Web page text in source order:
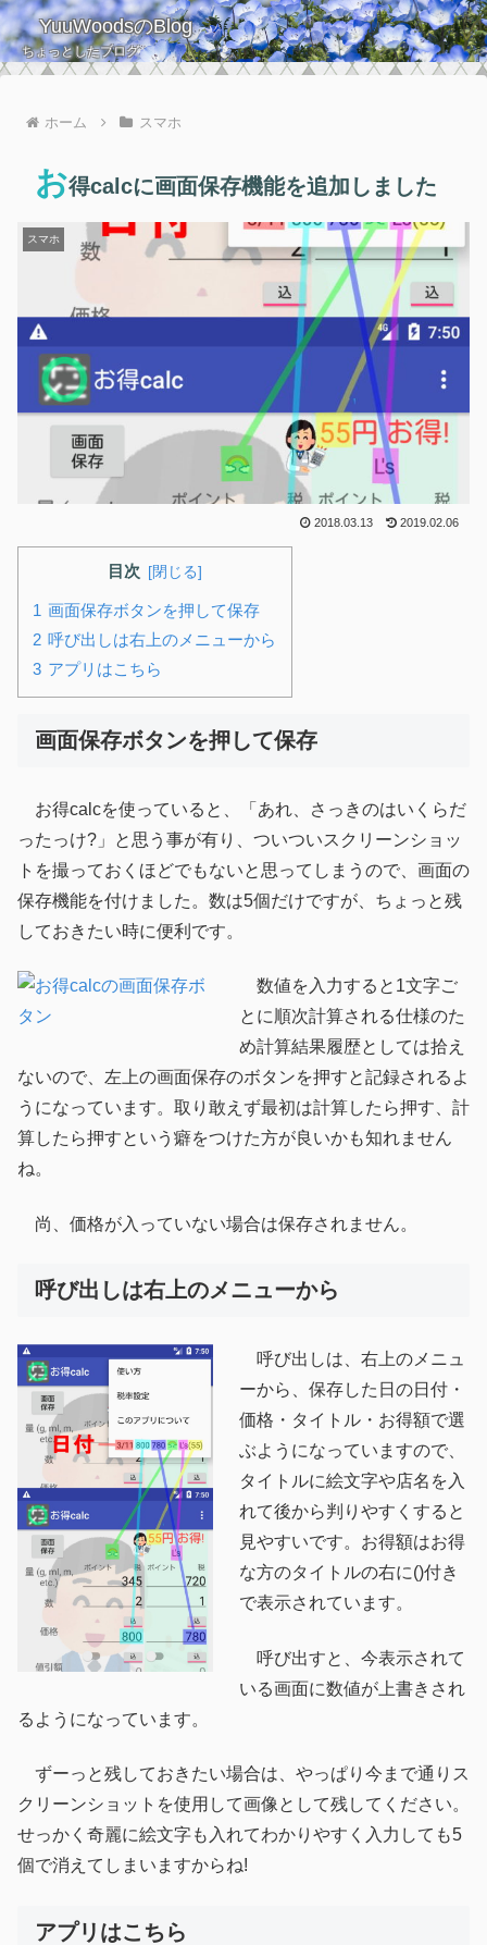
YuuWoodsのBlog
ちょっとしたブログ
ホーム スマホ
お得calcに画面保存機能を追加しました
スマホ
2018.03.13 2019.02.06
目次
画面保存ボタンを押して保存
呼び出しは右上のメニューから
アプリはこちら
画面保存ボタンを押して保存
お得calcを使っていると、「あれ、さっきのはいくらだ
ったっけ?」と思う事が有り、ついついスクリーンショッ
トを撮っておくほどでもないと思ってしまうので、画面の
保存機能を付けました。数は5個だけですが、ちょっと残
しておきたい時に便利です。
数値を入力すると1文字ご
とに順次計算される仕様のた
め計算結果履歴としては拾え
ないので、左上の画面保存のボタンを押すと記録されるよ
うになっています。取り敢えず最初は計算したら押す、計
算したら押すという癖をつけた方が良いかも知れません
ね。
尚、価格が入っていない場合は保存されません。
呼び出しは右上のメニューから
呼び出しは、右上のメニュ
ーから、保存した日の日付・
価格・タイトル・お得額で選
ぶようになっていますので、
タイトルに絵文字や店名を入
れて後から判りやすくすると
見やすいです。お得額はお得
な方のタイトルの右に()付き
で表示されています。
呼び出すと、今表示されて
いる画面に数値が上書きされ
るようになっています。
ずーっと残しておきたい場合は、やっぱり今まで通りス
クリーンショットを使用して画像として残してください。
せっかく奇麗に絵文字も入れてわかりやすく入力しても5
個で消えてしまいますからね!
アプリはこちら